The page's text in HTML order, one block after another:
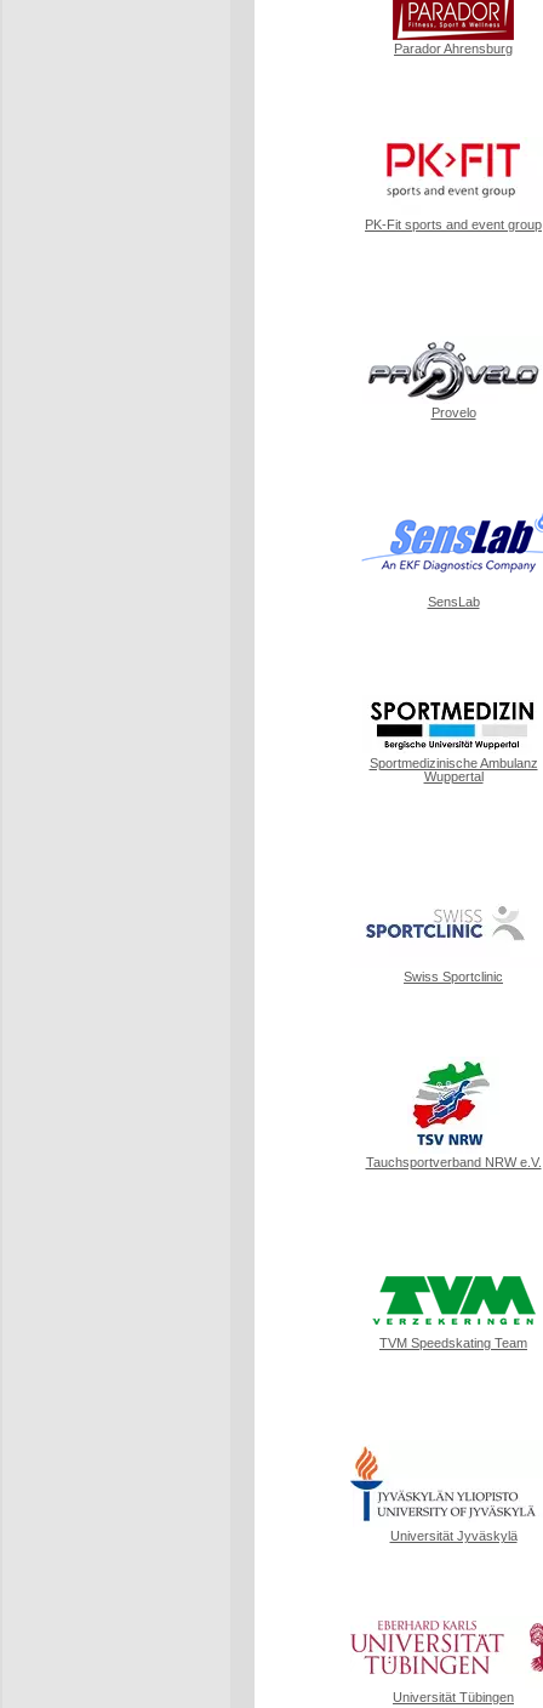
Parador Ahrensburg
PK-Fit sports and event group
Provelo
SensLab
Sportmedizinische Ambulanz
Wuppertal
Swiss Sportclinic
Tauchsportverband NRW e.V.
TVM Speedskating Team
Universität Jyväskylä
Universität Tübingen